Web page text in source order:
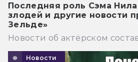
Последняя роль Сэма
злодей и другие новости
Зельде»
Новости об актёрском
Новости